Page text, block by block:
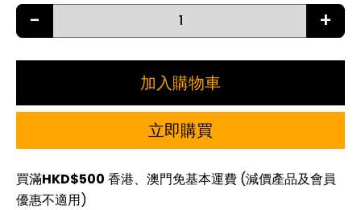
- +
加入購物車
立即購買
買滿HKD$500 香港、澳門免基本運費 (減價產品及會員
優惠不適用)